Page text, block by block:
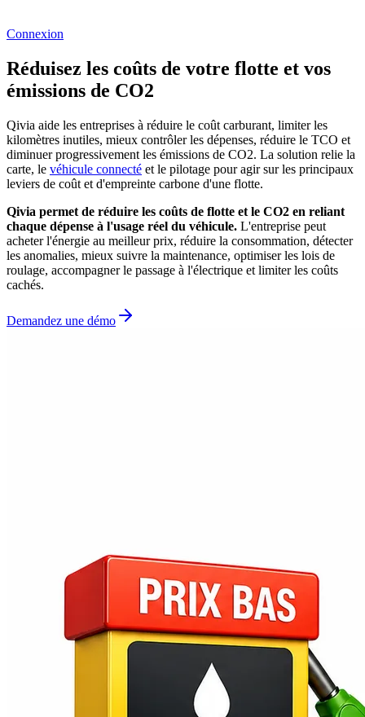
Connexion
Réduisez les coûts de votre flotte et vos
émissions de CO2
Qivia aide les entreprises à réduire le coût carburant, limiter les
kilomètres inutiles, mieux contrôler les dépenses, réduire le TCO et
diminuer progressivement les émissions de CO2. La solution relie la
carte, le véhicule connecté et le pilotage pour agir sur les principaux
leviers de coût et d'empreinte carbone d'une flotte.
Qivia permet de réduire les coûts de flotte et le CO2 en reliant
chaque dépense à l'usage réel du véhicule. L'entreprise peut
acheter l'énergie au meilleur prix, réduire la consommation, détecter
les anomalies, mieux suivre la maintenance, optimiser les lois de
roulage, accompagner le passage à l'électrique et limiter les coûts
cachés.
Demandez une démo